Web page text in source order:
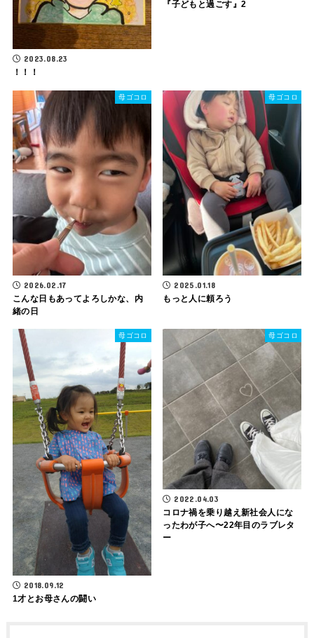
2023.08.23
！！！
『子どもと過ごす』2
母ゴコロ
2026.02.17
こんな日もあってよろしかな、内
緒の日
母ゴコロ
2025.01.18
もっと人に頼ろう
母ゴコロ
2018.09.12
1才とお母さんの闘い
母ゴコロ
2022.04.03
コロナ禍を乗り越え新社会人にな
ったわが子へ〜22年目のラブレタ
ー